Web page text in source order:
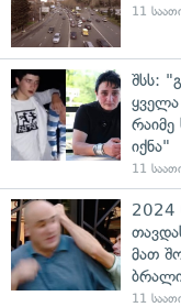
11
შსს:
ყველა
იქნა"
11
2024
მათ
11